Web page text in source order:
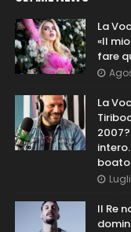
La
«Il
fare
La
Il Re